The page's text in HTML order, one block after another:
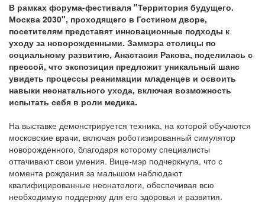
В рамках форума-фестиваля "Территория будущего.
Москва 2030", проходящего в Гостином дворе,
посетителям представят инновационные подходы к
уходу за новорожденными. Заммэра столицы по
социальному развитию, Анастасия Ракова, поделилась с
прессой, что экспозиция предложит уникальный шанс
увидеть процессы реанимации младенцев и освоить
навыки неонатального ухода, включая возможность
испытать себя в роли медика.
На выставке демонстрируется техника, на которой обучаются
московские врачи, включая роботизированный симулятор
новорожденного, благодаря которому специалисты
оттачивают свои умения. Вице-мэр подчеркнула, что с
момента рождения за малышом наблюдают
квалифицированные неонатологи, обеспечивая всю
необходимую поддержку для его здоровья и развития.